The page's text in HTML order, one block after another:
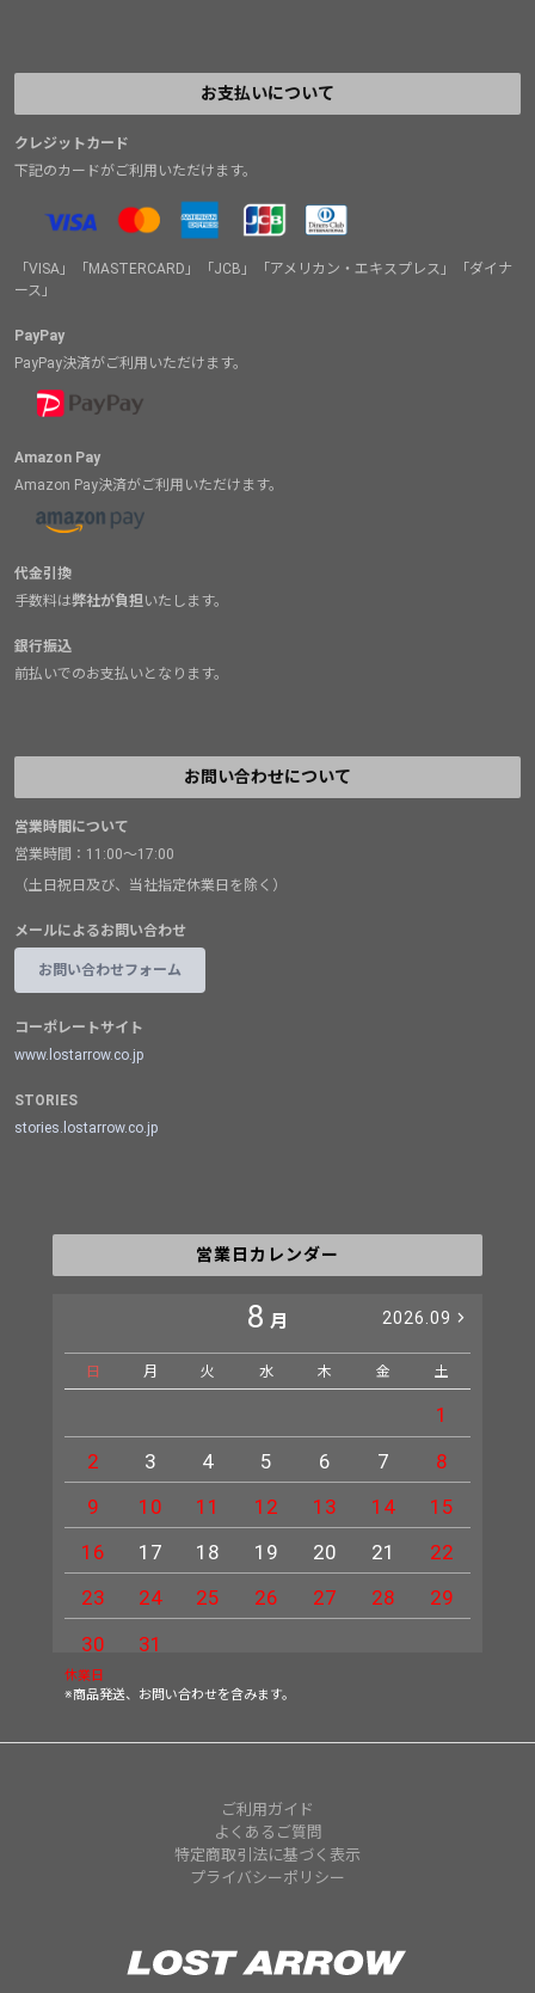
お支払いについて
クレジットカード
下記のカードがご利用いただけます。
「VISA」「MASTERCARD」「JCB」「アメリカン・エキスプレス」「ダイナ
ース」
PayPay
PayPay決済がご利用いただけます。
Amazon Pay
Amazon Pay決済がご利用いただけます。
代金引換
手数料は弊社が負担いたします。
銀行振込
前払いでのお支払いとなります。
お問い合わせについて
営業時間について
営業時間：11:00～17:00
（土日祝日及び、当社指定休業日を除く）
メールによるお問い合わせ
お問い合わせフォーム
コーポレートサイト
www.lostarrow.co.jp
STORIES
stories.lostarrow.co.jp
営業日カレンダー
8 月 2026.09
日 月 火 水 木 金 土
1
2
3 4 5 6 7
8
9
10 11 12 13 14
15
16
17 18 19 20 21
22
23
24 25 26 27 28
29
30
31
休業日
※商品発送、お問い合わせを含みます。
ご利用ガイド
よくあるご質問
特定商取引法に基づく表示
プライバシーポリシー